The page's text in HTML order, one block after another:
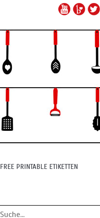
FREE PRINTABLE ETIKETTEN